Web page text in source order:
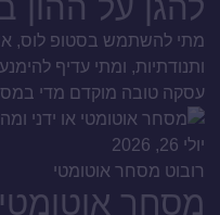
להגן על ההון
מתי להשתמש בסטופ לוס,
ותנודתיות, ומתי עדיף
עסקה טובה מוקדם מדי
יולי 26, 2026
רובוט מסחר אוטומטי
מסחר אוטומטי